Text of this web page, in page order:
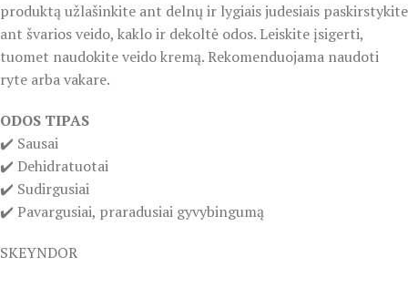
produktą užlašinkite ant delnų ir lygiais judesiais paskirstykite
ant švarios veido, kaklo ir dekoltė odos. Leiskite įsigerti,
tuomet naudokite veido kremą. Rekomenduojama naudoti
ryte arba vakare.
ODOS TIPAS
✔️ Sausai
✔️ Dehidratuotai
✔️ Sudirgusiai
✔️ Pavargusiai, praradusiai gyvybingumą
SKEYNDOR